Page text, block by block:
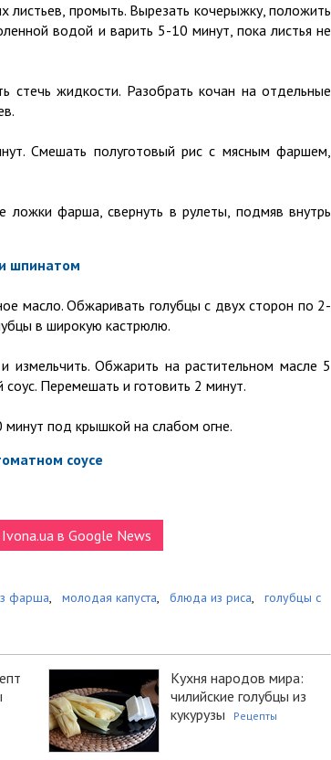
листьев, промыть. Вырезать кочерыжку, положить
водой и варить 5-10 минут, пока листья не
стечь жидкости. Разобрать кочан на отдельные
Смешать полуготовый рис с мясным фаршем,
фарша, свернуть в рулеты, подмяв внутрь
шпинатом
масло. Обжаривать голубцы с двух сторон по 2-
в широкую кастрюлю.
измельчить. Обжарить на растительном масле 5
Перемешать и готовить 2 минут.
минут под крышкой на слабом огне.
соусе
в Google News
фарша, молодая капуста, блюда из риса,
голубцы с
Кухня народов мира:
чилийские голубцы из
кукурузы
Рецепты